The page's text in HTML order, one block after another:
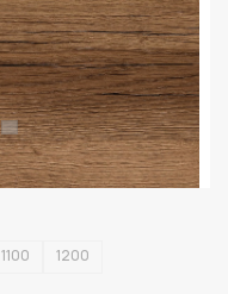
1100
1200